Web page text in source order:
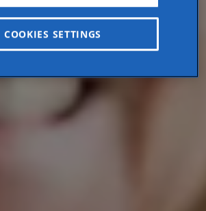
COOKIES SETTINGS